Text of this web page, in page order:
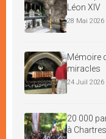
Léon XIV
28 Mai 2026
Mémoire
miracles
24 Juil 2026
20 000
à Chartres